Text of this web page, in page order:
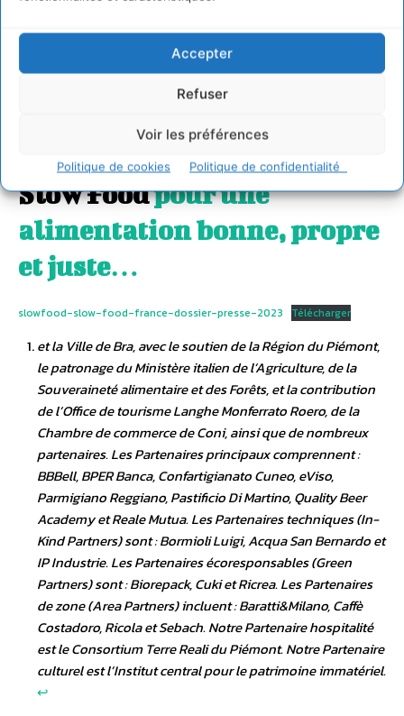
Accepter
Refuser
Voir les préférences
Politique de cookies Politique de confidentialité
participation, avec un
public particulièrement
averti et engagé.
Slow Foodpour une
alimentation bonne, propre
et juste…
slowfood-slow-food-france-dossier-presse-2023 Télécharger
et la Ville de Bra, avec le soutien de la Région du Piémont,
le patronage du Ministère italien de l’Agriculture, de la
Souveraineté alimentaire et des Forêts, et la contribution
de l’Office de tourisme Langhe Monferrato Roero, de la
Chambre de commerce de Coni, ainsi que de nombreux
partenaires. Les Partenaires principaux comprennent :
BBBell, BPER Banca, Confartigianato Cuneo, eViso,
Parmigiano Reggiano, Pastificio Di Martino, Quality Beer
Academy et Reale Mutua. Les Partenaires techniques (In-
Kind Partners) sont : Bormioli Luigi, Acqua San Bernardo et
IP Industrie. Les Partenaires écoresponsables (Green
Partners) sont : Biorepack, Cuki et Ricrea. Les Partenaires
de zone (Area Partners) incluent : Baratti&Milano, Caffè
Costadoro, Ricola et Sebach. Notre Partenaire hospitalité
est le Consortium Terre Reali du Piémont. Notre Partenaire
culturel est l’Institut central pour le patrimoine immatériel.
↩︎